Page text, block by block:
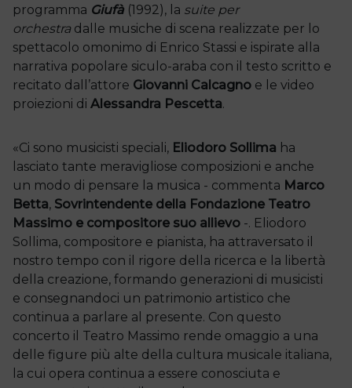
programma Giufà (1992), la suite per
orchestradalle musiche di scena realizzate per lo
spettacolo omonimo di Enrico Stassi e ispirate alla
narrativa popolare siculo-araba con il testo scritto e
recitato dall’attore Giovanni Calcagno e le video
proiezioni di Alessandra Pescetta.
«Ci sono musicisti speciali, Eliodoro Sollima ha
lasciato tante meravigliose composizioni e anche
un modo di pensare la musica - commenta Marco
Betta, Sovrintendente della Fondazione Teatro
Massimo e compositore suo allievo -. Eliodoro
Sollima, compositore e pianista, ha attraversato il
nostro tempo con il rigore della ricerca e la libertà
della creazione, formando generazioni di musicisti
e consegnandoci un patrimonio artistico che
continua a parlare al presente. Con questo
concerto il Teatro Massimo rende omaggio a una
delle figure più alte della cultura musicale italiana,
la cui opera continua a essere conosciuta e